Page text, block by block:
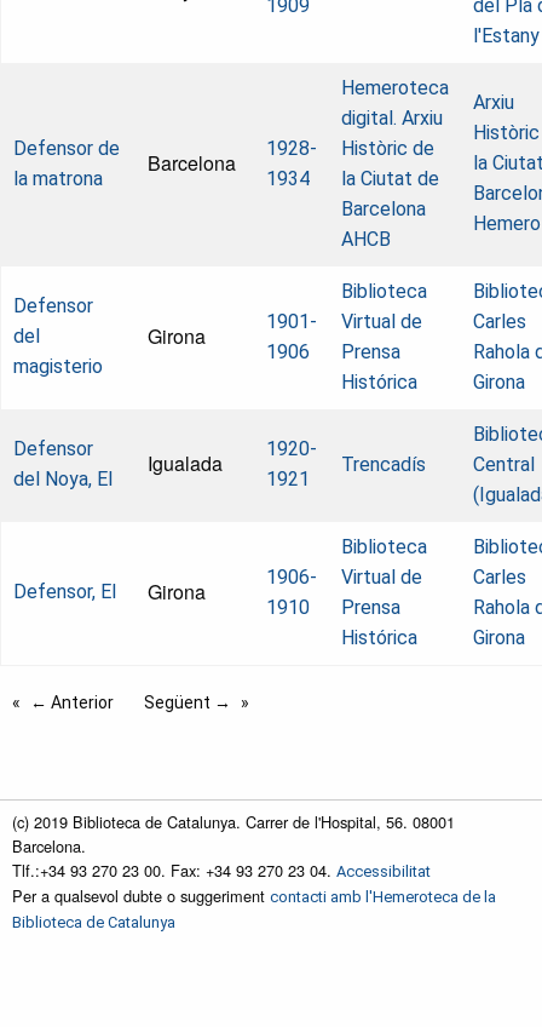
1909
del Pla
l'Estany
Defensor de
la matrona
Barcelona
1928-
1934
Hemeroteca
digital. Arxiu
Històric de
la Ciutat de
Barcelona
AHCB
Arxiu
la
Defensor
del
magisterio
Girona
1901-
1906
Biblioteca
Virtual de
Prensa
Histórica
Carles
Rahola
Girona
Defensor
del Noya, El
Igualada
1920-
1921
Trencadís
Central
Defensor, El Girona
1906-
1910
Biblioteca
Virtual de
Prensa
Histórica
Carles
Rahola
Girona
← Anterior Següent →
(c) 2019 Biblioteca de Catalunya. Carrer de l'Hospital, 56. 08001
Barcelona.
Tlf.:+34 93 270 23 00. Fax: +34 93 270 23 04. Accessibilitat
Per a qualsevol dubte o suggeriment contacti amb l'Hemeroteca de la
Biblioteca de Catalunya